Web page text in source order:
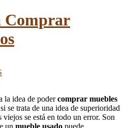
Comprar
la idea de podercomprar muebles
se trata de una idea de superioridad
se está en todo un error. Son